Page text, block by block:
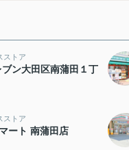
ストア
ン大田区南蒲田１丁
ストア
ート 南蒲田店